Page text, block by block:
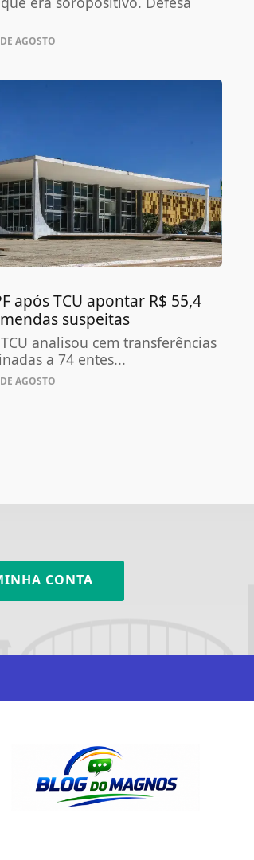
AGOSTO
após TCU apontar R$ 55,4
suspeitas
analisou cem transferências
a 74 entes...
AGOSTO
CONTA